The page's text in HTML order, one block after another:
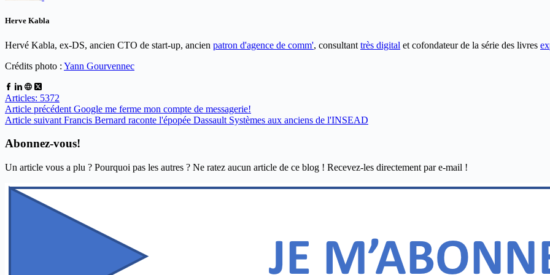
Herve Kabla
Hervé Kabla, ex-DS, ancien CTO de start-up, ancien patron d'agence de comm', consultant très digital et cofondateur de la série des livres
Crédits photo : Yann Gourvennec
Articles: 5372
Article précédent Google me ferme mon compte de messagerie!
Article suivant Francis Bernard raconte l'épopée Dassault Systèmes aux anciens de l'INSEAD
Abonnez-vous!
Un article vous a plu ? Pourquoi pas les autres ? Ne ratez aucun article de ce blog ! Recevez-les directement par e-mail !